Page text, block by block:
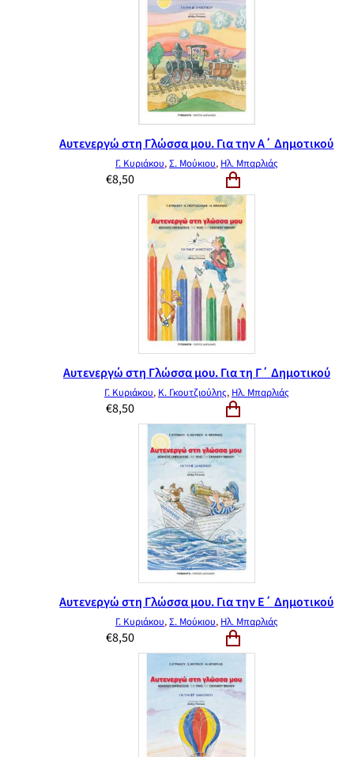
Αυτενεργώ στη Γλώσσα μου. Για την Α΄ Δημοτικού
Γ. Κυριάκου,Σ. Μούκιου, Ηλ. Μπαρλιάς
€8,50
Αυτενεργώ στη Γλώσσα μου. Για τη Γ΄ Δημοτικού
Γ. Κυριάκου, Κ. Γκουτζιούλης, Ηλ. Μπαρλιάς
€8,50
Αυτενεργώ στη Γλώσσα μου. Για την Ε΄ Δημοτικού
Γ. Κυριάκου,Σ. Μούκιου, Ηλ. Μπαρλιάς
€8,50